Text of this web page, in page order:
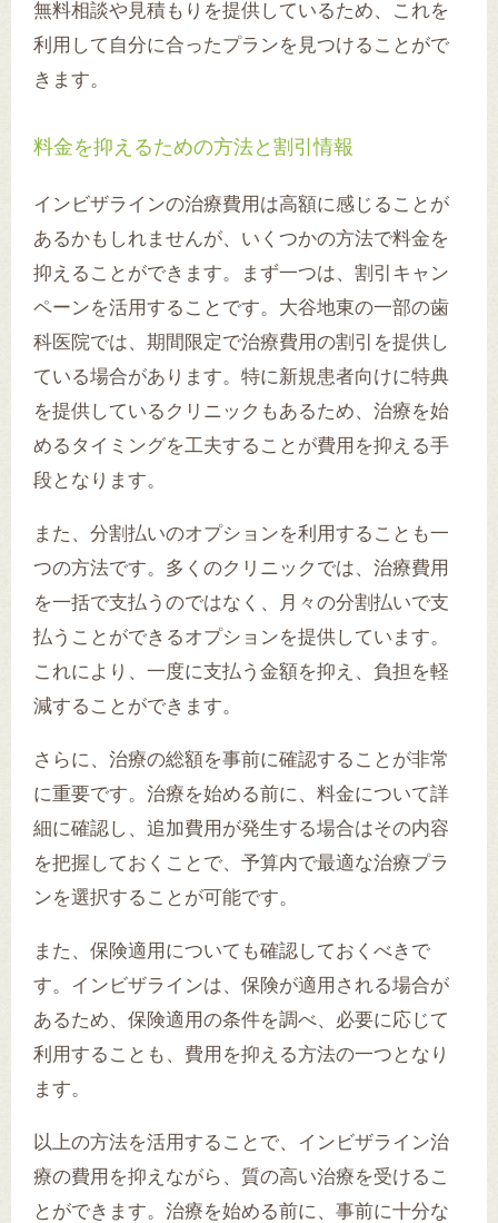
無料相談や見積もりを提供しているため、これを
利用して自分に合ったプランを見つけることがで
きます。
料金を抑えるための方法と割引情報
インビザラインの治療費用は高額に感じることが
あるかもしれませんが、いくつかの方法で料金を
抑えることができます。まず一つは、割引キャン
ペーンを活用することです。大谷地東の一部の歯
科医院では、期間限定で治療費用の割引を提供し
ている場合があります。特に新規患者向けに特典
を提供しているクリニックもあるため、治療を始
めるタイミングを工夫することが費用を抑える手
段となります。
また、分割払いのオプションを利用することも一
つの方法です。多くのクリニックでは、治療費用
を一括で支払うのではなく、月々の分割払いで支
払うことができるオプションを提供しています。
これにより、一度に支払う金額を抑え、負担を軽
減することができます。
さらに、治療の総額を事前に確認することが非常
に重要です。治療を始める前に、料金について詳
細に確認し、追加費用が発生する場合はその内容
を把握しておくことで、予算内で最適な治療プラ
ンを選択することが可能です。
また、保険適用についても確認しておくべきで
す。インビザラインは、保険が適用される場合が
あるため、保険適用の条件を調べ、必要に応じて
利用することも、費用を抑える方法の一つとなり
ます。
以上の方法を活用することで、インビザライン治
療の費用を抑えながら、質の高い治療を受けるこ
とができます。治療を始める前に、事前に十分な